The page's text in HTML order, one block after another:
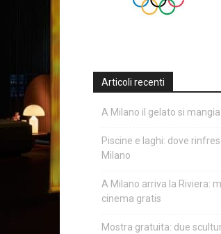
Articoli recenti
A Milano il gelato si
Piscine e laghi: dove
Milano
A Milano arriva la Riviera:
cinema gratis
Mostra gratuita: due